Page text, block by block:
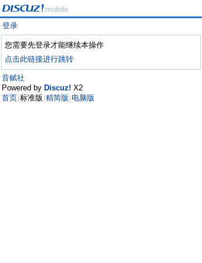
登录
您需要先登录才能继续本操作
点击此链接进行跳转
音赋社
Powered by Discuz! X2
首页 标准版 精简版 电脑版